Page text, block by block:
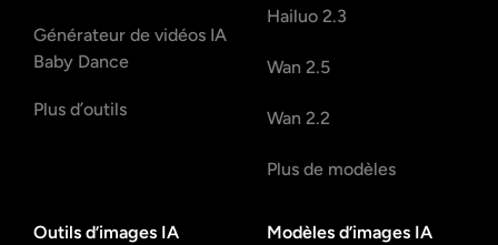
Générateur de vidéos IA
Baby Dance
Plus d’outils
Hailuo 2.3
Wan 2.5
Wan 2.2
Plus de modèles
Outils d’images IA Modèles d’images IA